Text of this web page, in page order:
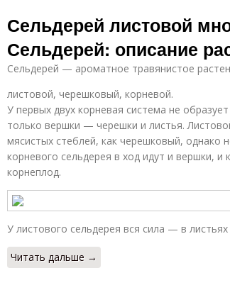
Сельдерей листовой
Сельдерей: описание
Сельдерей — ароматное травянистое
листовой, черешковый, корневой.
У первых двух корневая система не
только вершки — черешки и листья.
мясистых стеблей, как черешковый, однако
корневого сельдерея в ход идут и вершки,
корнеплод.
У листового сельдерея вся сила — в листьях
Читать дальше →